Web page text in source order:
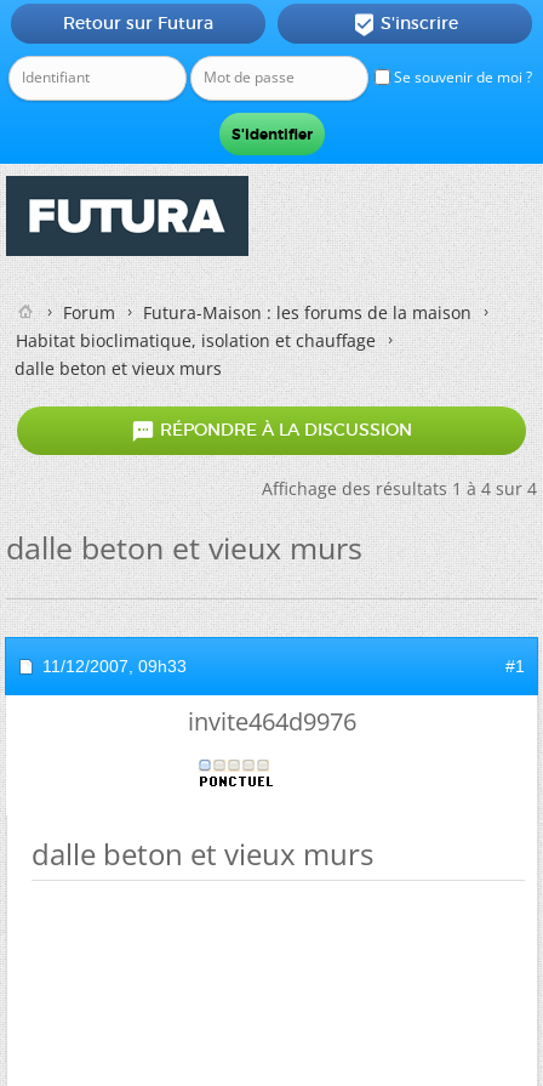
Se souvenir de moi ?
Retour sur Futura  S'inscrire
Forum
Futura-Maison : les forums de la maison
Habitat bioclimatique, isolation et chauffage
dalle beton et vieux murs
 RÉPONDRE À LA DISCUSSION
Affichage des résultats 1 à 4 sur 4
dalle beton et vieux murs
11/12/2007, 09h33 #1
invite464d9976
dalle beton et vieux murs